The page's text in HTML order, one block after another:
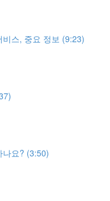
스, 중요 정보 (9:23)
나요? (3:50)